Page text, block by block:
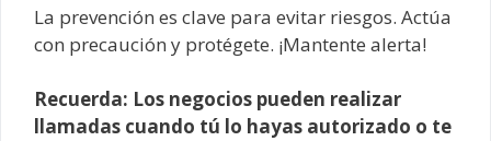
La prevención es clave para evitar riesgos. Actúa
con precaución y protégete. ¡Mantente alerta!
Recuerda: Los negocios pueden realizar
llamadas cuando tú lo hayas autorizado o te